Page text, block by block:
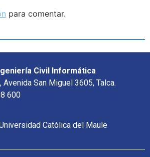
para comentar.
Civil Informática
Avenida San Miguel 3605, Talca.
600
Católica del Maule